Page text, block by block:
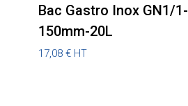
Bac Gastro Inox GN1/1-
150mm-20L
17,08 € HT